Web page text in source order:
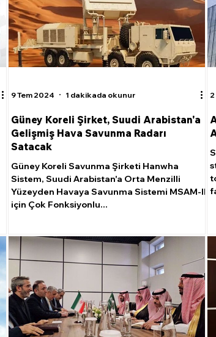
Güney Koreli Şirket, Suudi Arabistan'a
Gelişmiş Hava Savunma Radarı
Satacak
Güney Koreli Savunma Şirketi Hanwha
Sistem, Suudi Arabistan'a Orta Menzilli
Yüzeyden Havaya Savunma Sistemi MSAM-II
için Çok Fonksiyonlu...
9 Tem 2024 1 dakikada okunur